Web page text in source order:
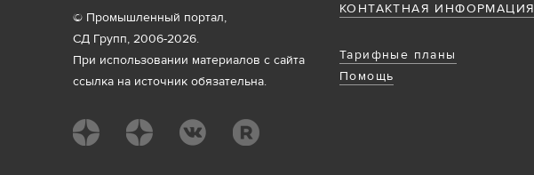
КОНТАКТНАЯ ИНФОРМАЦИЯ
Тарифные планы
Помощь
© Промышленный портал,
СД Групп, 2006-2026.
При использовании материалов с сайта
ссылка на источник обязательна.